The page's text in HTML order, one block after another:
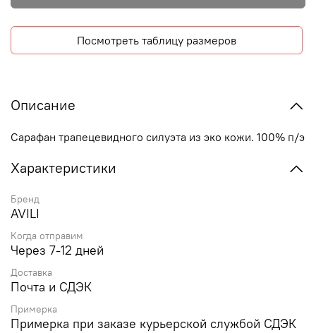
Посмотреть таблицу размеров
Описание
Сарафан трапецевидного силуэта из эко кожи. 100% п/э
Характеристики
Бренд
AVILI
Когда отправим
Через 7-12 дней
Доставка
Почта и СДЭК
Примерка
Примерка при заказе курьерской службой СДЭК